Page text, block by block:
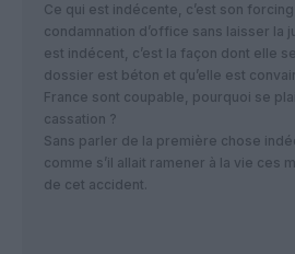
Ce qui est indécente, c’est son
condamnation d’office sans laisser la
est indécent, c’est la façon dont elle
dossier est béton et qu’elle est
France sont coupable, pourquoi se
cassation ?
Sans parler de la première chose
comme s’il allait ramener à la vie ces
de cet accident.